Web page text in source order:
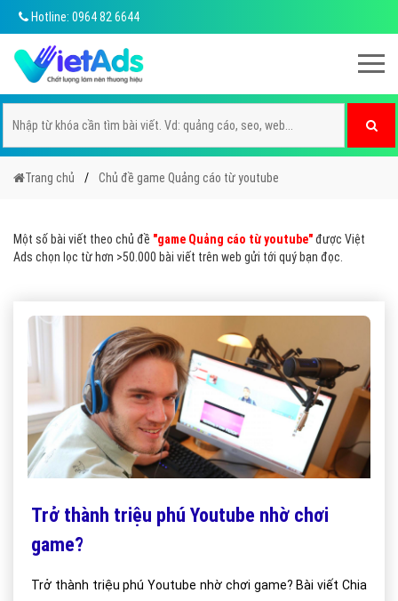
Hotline: 0964 82 6644
Trang chủ Chủ đề game Quảng cáo từ youtube
Một số bài viết theo chủ đề "game Quảng cáo từ youtube"được Việt
Ads chọn lọc từ hơn >50.000 bài viết trên web gửi tới quý bạn đọc.
Trở thành triệu phú Youtube nhờ chơi
game?
Trở thành triệu phú Youtube nhờ chơi game? Bài viết Chia